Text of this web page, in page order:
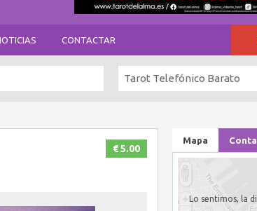
CONTACTAR
Tarot Telefónico Barato
€ 5.00
Mapa
Lo sentimos, la